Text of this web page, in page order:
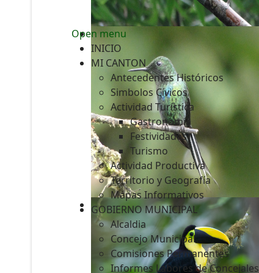
Open menu
INICIO
MI CANTON
Antecedentes Históricos
Simbolos Cívicos
Actividad Turística
Gastronomía
Festividades
Turismo
Actividad Productiva
Territorio y Geografía
Mapas Informativos
GOBIERNO MUNICIPAL
Alcaldia
Concejo Municipal
Comisiones Permanentes
Informes Labores de Concejales